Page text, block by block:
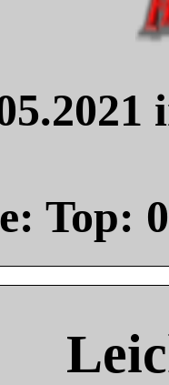
Top: 0